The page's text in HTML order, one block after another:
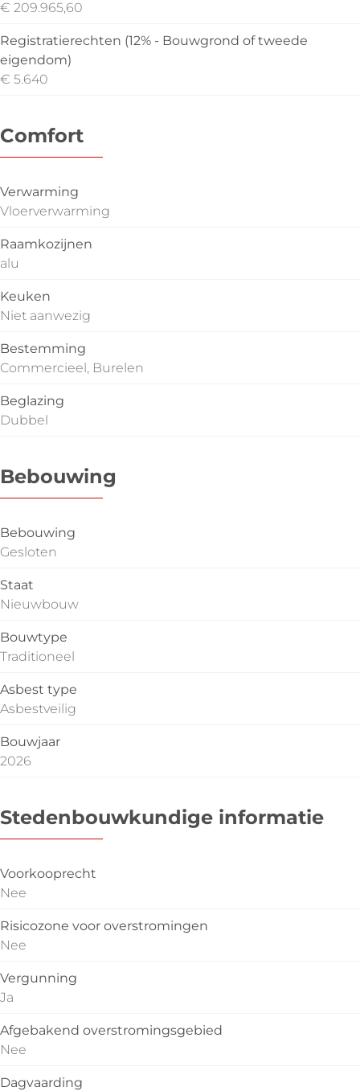
€ 209.965,60
Registratierechten (12% - Bouwgrond of tweede
eigendom)
€ 5.640
Comfort
Verwarming
Vloerverwarming
Raamkozijnen
alu
Keuken
Niet aanwezig
Bestemming
Commercieel, Burelen
Beglazing
Dubbel
Bebouwing
Bebouwing
Gesloten
Staat
Nieuwbouw
Bouwtype
Traditioneel
Asbest type
Asbestveilig
Bouwjaar
2026
Stedenbouwkundige informatie
Voorkooprecht
Nee
Risicozone voor overstromingen
Nee
Vergunning
Ja
Afgebakend overstromingsgebied
Nee
Dagvaarding